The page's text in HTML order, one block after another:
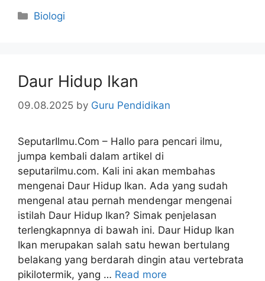
Categories
Biologi
Daur Hidup Ikan
09.08.2025 by Guru Pendidikan
SeputarIlmu.Com – Hallo para pencari ilmu,
jumpa kembali dalam artikel di
seputarilmu.com. Kali ini akan membahas
mengenai Daur Hidup Ikan. Ada yang sudah
mengenal atau pernah mendengar mengenai
istilah Daur Hidup Ikan? Simak penjelasan
terlengkapnnya di bawah ini. Daur Hidup Ikan
Ikan merupakan salah satu hewan bertulang
belakang yang berdarah dingin atau vertebrata
pikilotermik, yang … Read more